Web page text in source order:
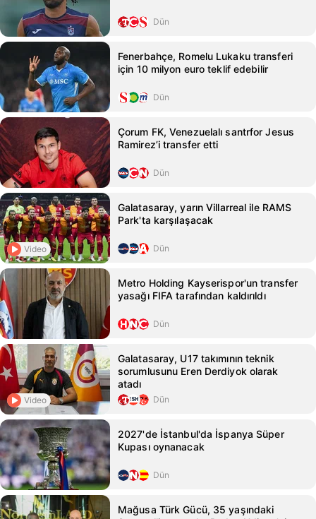
Dün
Fenerbahçe, Romelu Lukaku transferi
için 10 milyon euro teklif edebilir
Dün
Çorum FK, Venezuelalı santrfor Jesus
Ramirez’i transfer etti
Dün
Video
Galatasaray, yarın Villarreal ile RAMS
Park'ta karşılaşacak
Dün
Metro Holding Kayserispor'un transfer
yasağı FIFA tarafından kaldırıldı
Dün
Video
Galatasaray, U17 takımının teknik
sorumlusunu Eren Derdiyok olarak
atadı
Dün
2027'de İstanbul'da İspanya Süper
Kupası oynanacak
Dün
Mağusa Türk Gücü, 35 yaşındaki